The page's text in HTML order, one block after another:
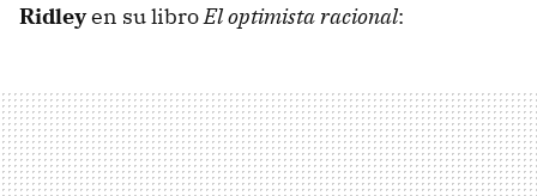
Ridleyen su libroEl optimista racional: